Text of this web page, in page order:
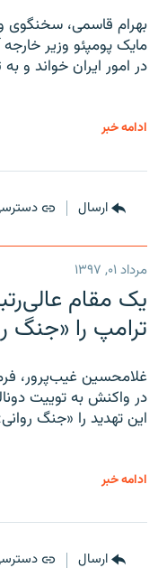
بهرام قاسمی، سخنگوی
مایک پومپئو وزیر
در امور ایران خواند و
ادامه خبر
ارسال
مرداد ۰۱, ۱۳۹۷
یک مقام
ترامپ را «جنگ
غلامحسین غیب‌پرور،
در واکنش به توییت
این تهدید را «جنگ
ادامه خبر
ارسال